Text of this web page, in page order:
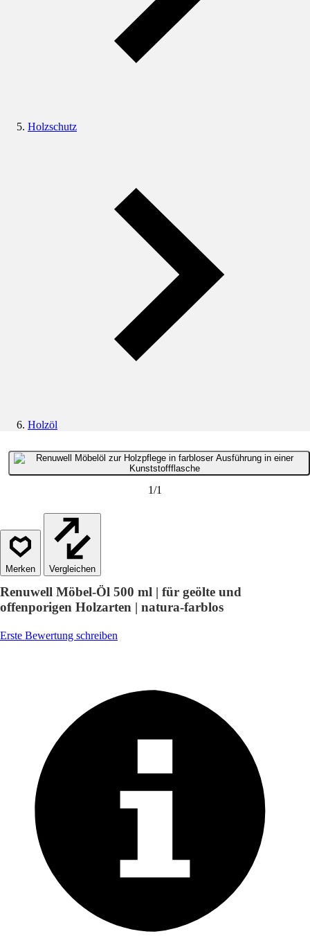
Holzschutz
Holzöl
1/1
Vergleichen
Renuwell Möbel-Öl 500 ml | für geölte und
offenporigen Holzarten | natura-farblos
Erste Bewertung schreiben